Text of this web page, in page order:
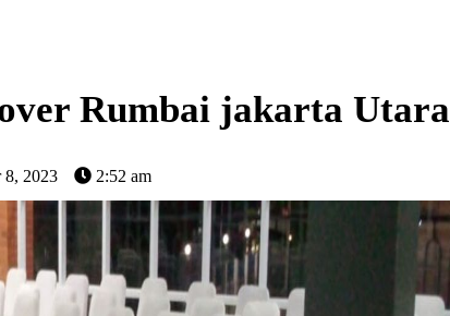
Rumbai jakarta Utara
8, 2023 2:52 am